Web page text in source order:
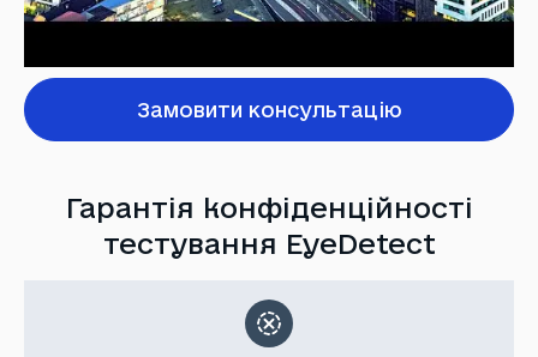
Замовити консультацію
Гарантія конфіденційності
тестування EyeDetect